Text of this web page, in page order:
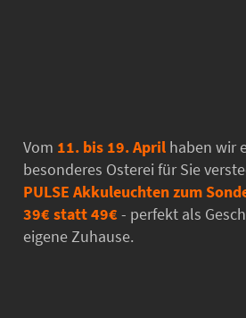
Vom 11. bis 19. Aprilhaben wir
besonderes Osterei für Sie
PULSE Akkuleuchten zum
39€ statt 49€- perfekt als
eigene Zuhause.